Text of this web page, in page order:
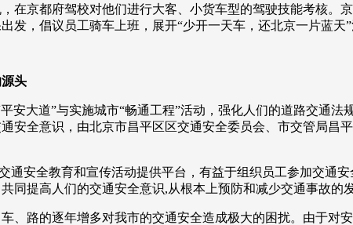
在京都府驾校对他们进行大客、小货车型的驾驶技能考核
发，倡议员工骑车上班，展开“少开一天车，还北京一片蓝天
头
安大道”与实施城市“畅通工程”活动，强化人们的道路交通
安全意识，由北京市昌平区区交通安全委员会、市交管局
通安全教育和宣传活动提供平台，有益于组织员工参加交通
同提高人们的交通安全意识,从根本上预防和减少交通事故的发
、路的逐年增多对我市的交通安全造成极大的困扰。由于对